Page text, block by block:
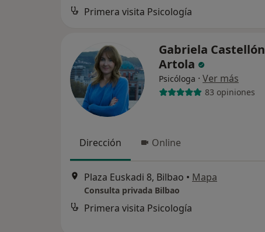
Primera visita Psicología
Gabriela Castellón
Artola
Psicóloga · Ver más
83 opiniones
Dirección Online
Plaza Euskadi 8, Bilbao • Mapa
Consulta privada Bilbao
Primera visita Psicología